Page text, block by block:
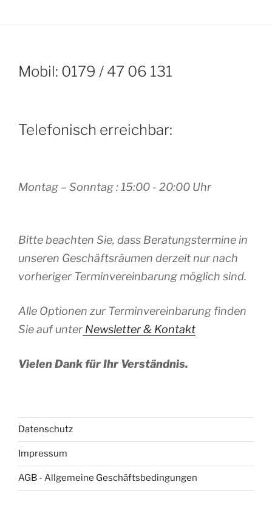
Mobil: 0179 / 47 06 131
Telefonisch erreichbar:
Montag – Sonntag : 15:00 - 20:00 Uhr
Bitte beachten Sie, dass Beratungstermine in
unseren Geschäftsräumen derzeit nur nach
vorheriger Terminvereinbarung möglich sind.
Alle Optionen zur Terminvereinbarung finden
Sie auf unter Newsletter & Kontakt
Vielen Dank für Ihr Verständnis.
Datenschutz
Impressum
AGB - Allgemeine Geschäftsbedingungen